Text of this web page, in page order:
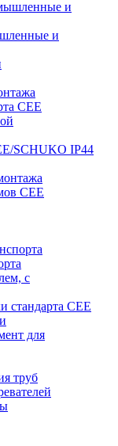
и
CEE
SCHUKO IP44
CEE
с
стандарта CEE
для
труб